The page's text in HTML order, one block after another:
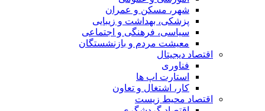
شهر، مسکن و عمران
پزشکی، بهداشت و زیبایی
سیاسی، فرهنگی و اجتماعی
معیشت مردم و بازنشستگان
اقتصاد دیجیتال
فناوری
استارت اپ ها
کار، اشتغال و تعاون
اقتصاد محیط زیست